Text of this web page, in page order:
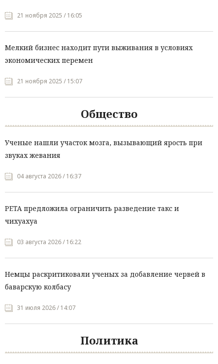
21 ноября 2025 / 16:05
Мелкий бизнес находит пути выживания в условиях
экономических перемен
21 ноября 2025 / 15:07
Общество
Ученые нашли участок мозга, вызывающий ярость при
звуках жевания
04 августа 2026 / 16:37
PETA предложила ограничить разведение такс и
чихуахуа
03 августа 2026 / 16:22
Немцы раскритиковали ученых за добавление червей в
баварскую колбасу
31 июля 2026 / 14:07
Политика